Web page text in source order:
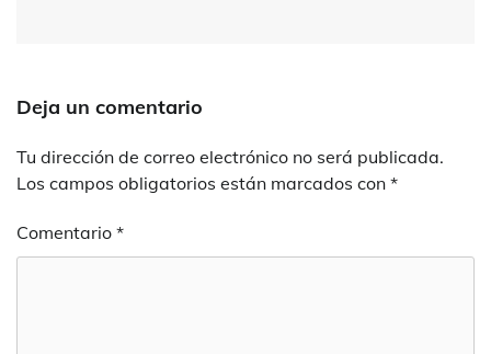
Deja un comentario
Tu dirección de correo electrónico no será publicada.
Los campos obligatorios están marcados con *
Comentario *